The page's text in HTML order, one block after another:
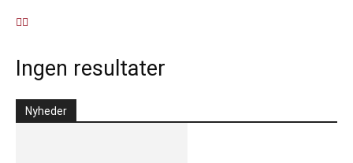
Ingen resultater
Nyheder